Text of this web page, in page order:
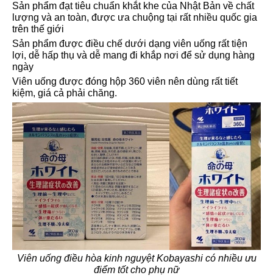
Sản phẩm đạt tiêu chuẩn khắt khe của Nhật Bản về chất
lượng và an toàn, được ưa chuộng tại rất nhiều quốc gia
trên thế giới
Sản phẩm được điều chế dưới dạng viên uống rất tiện
lợi, dễ hấp thụ và dễ mang đi khắp nơi để sử dụng hàng
ngày
Viên uống được đóng hộp 360 viên nên dùng rất tiết
kiệm, giá cả phải chăng.
Viên uống điều hòa kinh nguyệt Kobayashi có nhiều ưu
điểm tốt cho phụ nữ